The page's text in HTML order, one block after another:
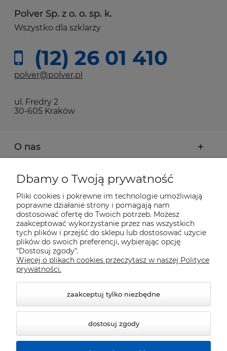
Polver Sp. z o. o. sp. k.
Wszystko dla szklarzy
(12) 26 01 410
polver@polver.pl
ul. Fredry 2
30-605 Kraków
O nas
Moje konto
Płatności i dostawa
Pomoc
Informacje
Dbamy o Twoją prywatność
Pliki cookies i pokrewne im technologie umożliwiają
poprawne działanie strony i pomagają nam
dostosować ofertę do Twoich potrzeb. Możesz
zaakceptować wykorzystanie przez nas wszystkich
tych plików i przejść do sklepu lub dostosować użycie
plików do swoich preferencji, wybierając opcję
"Dostosuj zgody".
Więcej o plikach cookies przeczytasz w naszej Polityce
prywatności.
zaakceptuj tylko niezbędne
dostosuj zgody